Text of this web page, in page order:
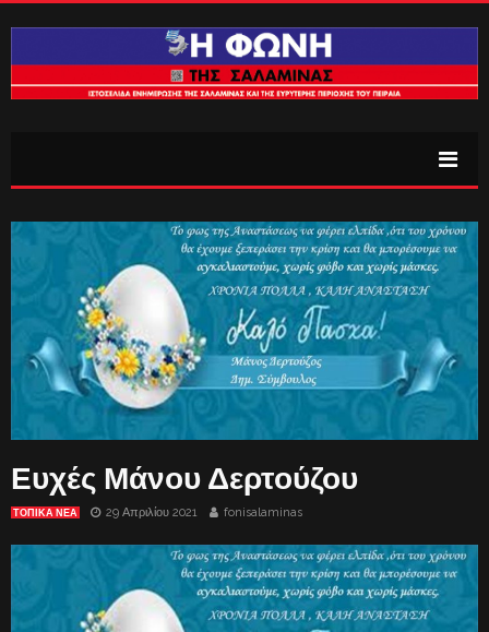
Ευχές Μάνου Δερτούζου
ΤΟΠΙΚΑ ΝΕΑ 29 Απριλίου 2021 fonisalaminas